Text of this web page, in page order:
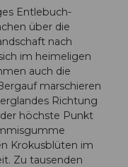
Entlebuch-
über die
nach
im heimeligen
auch die
marschieren
Richtung
höchste Punkt
Krokusblüten im
Zu tausenden